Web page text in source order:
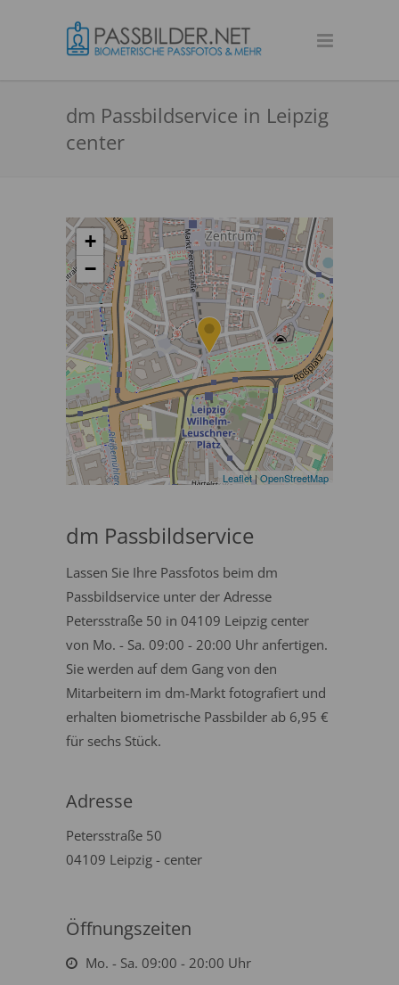
dm Passbildservice in Leipzig
center
+
−
Leaflet |OpenStreetMap
dm Passbildservice
Lassen Sie Ihre Passfotos beim dm
Passbildservice unter der Adresse
Petersstraße 50 in 04109 Leipzig center
von Mo. - Sa. 09:00 - 20:00 Uhr anfertigen.
Sie werden auf dem Gang von den
Mitarbeitern im dm-Markt fotografiert und
erhalten biometrische Passbilder ab 6,95 €
für sechs Stück.
Adresse
Petersstraße 50
04109 Leipzig - center
Öffnungszeiten
Mo. - Sa. 09:00 - 20:00 Uhr